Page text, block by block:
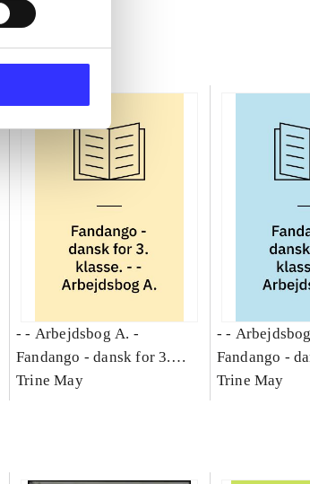
- - Arbejdsbog A. -
Fandango - dansk for 3.
klasse : grundbog. - -
Trine May
- -
Fandango -
klasse :
Trine May